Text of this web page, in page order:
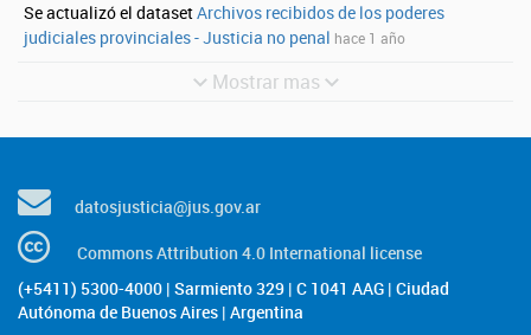
Se actualizó el datasetArchivos recibidos de los poderes
judiciales provinciales - Justicia no penal hace 1 año
Mostrar mas
datosjusticia@jus.gov.ar
Commons Attribution 4.0 International license
(+5411) 5300-4000 | Sarmiento 329 | C 1041 AAG | Ciudad
Autónoma de Buenos Aires | Argentina